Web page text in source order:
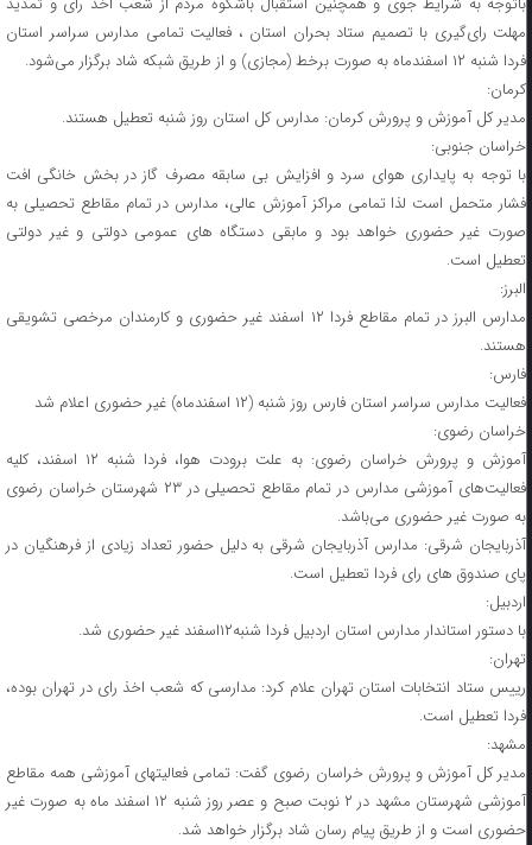
مهلت رای‌گیری با تصمیم ستاد بحران استان ، فعالیت تمامی مدارس سراسر استان
فردا شنبه ۱۲ اسفندماه به صورت برخط (مجازی) و از طریق شبکه شاد برگزار می‌شود.
کرمان:
مدیر کل آموزش و پرورش کرمان: مدارس کل استان روز شنبه تعطیل هستند.
خراسان جنوبی:
با توجه به پایداری هوای سرد و افزایش بی سابقه مصرف گاز در بخش خانگی افت
فشار متحمل است لذا تمامی مراکز آموزش عالی، مدارس در تمام مقاطع تحصیلی به
صورت غیر حضوری خواهد بود و مابقی دستگاه های عمومی دولتی و غیر دولتی
تعطیل است.
البرز:
مدارس البرز در تمام مقاطع فردا ۱۲ اسفند غیر حضوری و کارمندان مرخصی تشویقی
هستند.
فارس:
فعالیت مدارس سراسر استان فارس روز شنبه (۱۲ اسفندماه) غیر حضوری اعلام شد
خراسان رضوی:
آموزش و پرورش خراسان رضوی: به علت برودت هوا، فردا شنبه ۱۲ اسفند، کلیه
فعالیت‌های آموزشی مدارس در تمام مقاطع تحصیلی در ۲۳ شهرستان خراسان رضوی
به صورت غیر حضوری می‌باشد.
آذربایجان شرقی: مدارس آذربایجان شرقی به دلیل حضور تعداد زیادی از فرهنگیان در
پای صندوق های رای فردا تعطیل است.
اردبیل:
با دستور استاندار مدارس استان اردبیل فردا شنبه۱۲اسفند غیر حضوری شد.
تهران:
رییس ستاد انتخابات استان تهران علام کرد: مدارسی که شعب اخذ رای در تهران بوده،
فردا تعطیل است.
مشهد:
مدیر کل آموزش و پرورش خراسان رضوی گفت: تمامی فعالیتهای آموزشی همه مقاطع
آموزشی شهرستان مشهد در ۲ نوبت صبح و عصر روز شنبه ۱۲ اسفند ماه به صورت غیر
حضوری است و از طریق پیام رسان شاد برگزار خواهد شد.